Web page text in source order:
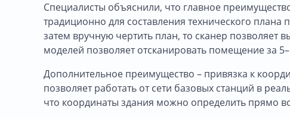
Специалисты объяснили, что главное
традиционно для составления технического плана
затем вручную чертить план, то сканер позволяет
моделей позволяет отсканировать помещение за
Дополнительное преимущество – привязка к
позволяет работать от сети базовых станций в
что координаты здания можно определить прямо